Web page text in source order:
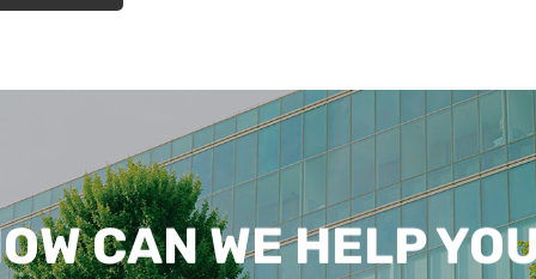
CAN WE HELP